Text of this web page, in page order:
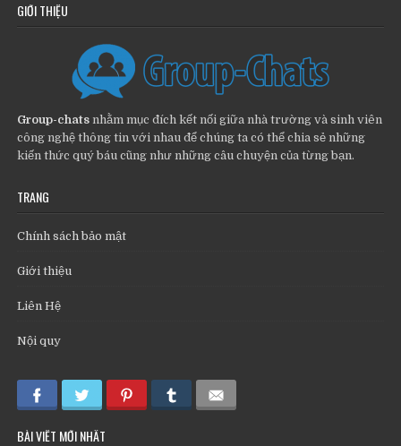
GIỚI THIỆU
Group-chats nhằm mục đích kết nối giữa nhà trường và sinh viên
công nghệ thông tin với nhau để chúng ta có thể chia sẻ những
kiến thức quý báu cũng như những câu chuyện của từng bạn.
TRANG
Chính sách bảo mật
Giới thiệu
Liên Hệ
Nội quy
BÀI VIẾT MỚI NHẤT